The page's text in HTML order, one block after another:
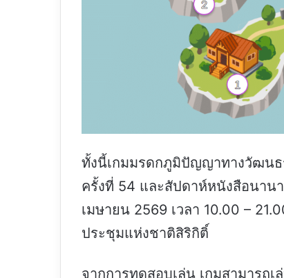
ทั้งนี้เกมมรดกภูมิปัญญาทางวัฒน
ครั้งที่ 54 และสัปดาห์หนังสือนาน
เมษายน 2569 เวลา 10.00 –
ประชุมแห่งชาติสิริกิติ์
จากการทดสอบเล่น เกมสามารถ